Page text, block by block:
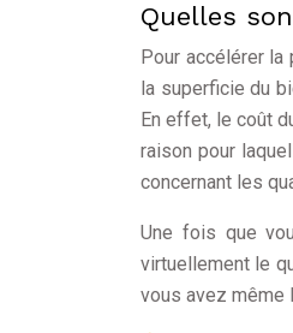
Quelles
Pour accélérer
la superficie du
En effet, le coût
raison pour
concernant les
Une fois que
virtuellement le
vous avez même